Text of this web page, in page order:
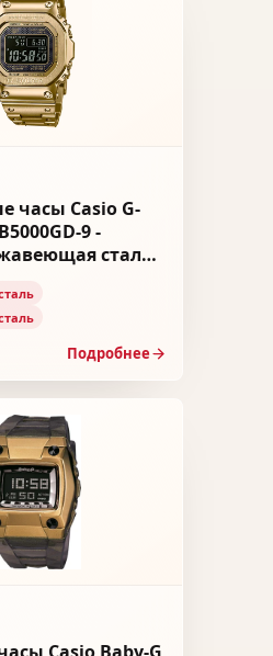
часы Casio G-
9 -
сталь,
Подробнее
Casio Baby-G